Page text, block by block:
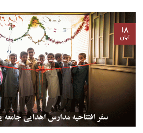
۱۸
آبان